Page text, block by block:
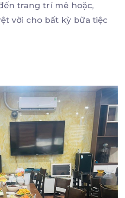
trang trí mê hoặc,
vời cho bất kỳ bữa tiệc